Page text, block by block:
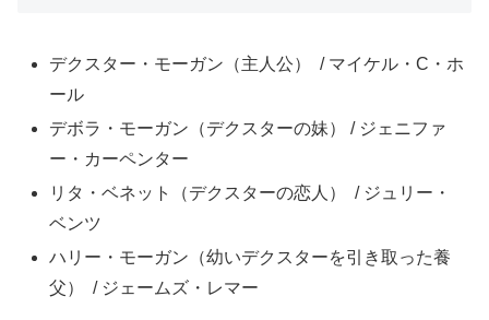
デクスター・モーガン（主人公） / マイケル・C・ホ
ール
デボラ・モーガン（デクスターの妹） / ジェニファ
ー・カーペンター
リタ・ベネット（デクスターの恋人） / ジュリー・
ベンツ
ハリー・モーガン（幼いデクスターを引き取った養
父） / ジェームズ・レマー